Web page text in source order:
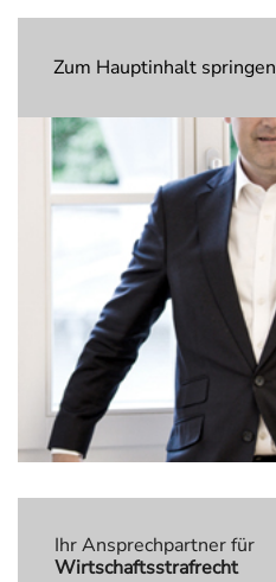
Zum Hauptinhalt springen
Ihr Ansprechpartner für
Wirtschaftsstrafrecht